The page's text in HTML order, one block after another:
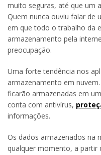
muito seguras, até que um
Quem nunca ouviu falar de
em que todo o trabalho da
armazenamento pela
preocupação.
Uma forte tendência nos
armazenamento em
ficarão armazenadas em
conta com antivírus,
informações.
Os dados armazenados na
qualquer momento, a partir